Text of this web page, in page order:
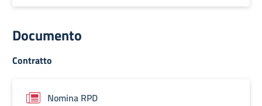
Documento
Contratto
Nomina RPD